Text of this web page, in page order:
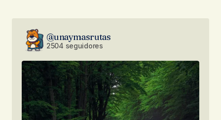
@unaymasrutas
2504 seguidores